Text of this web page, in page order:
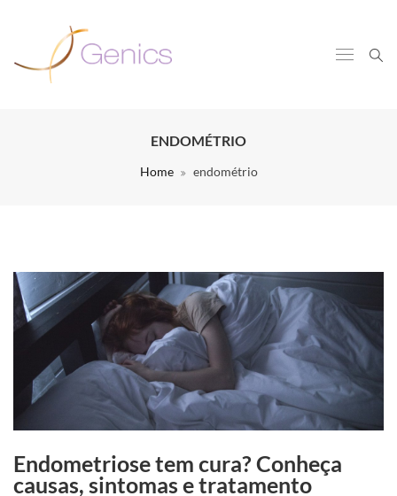
ENDOMÉTRIO
Home endométrio
Endometriose tem cura? Conheça
causas, sintomas e tratamento